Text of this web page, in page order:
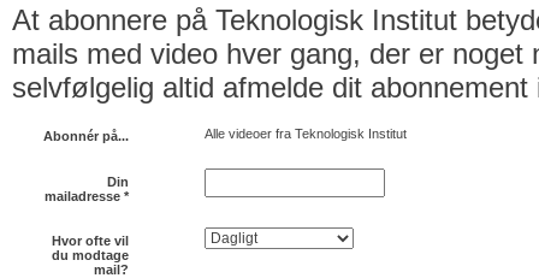
At abonnere på Teknologisk Institut
mails med video hver gang, der er noget
selvfølgelig altid afmelde dit abonnement
Abonnér på... Alle videoer fra Teknologisk Institut
Din
mailadresse *
Hvor ofte vil
du modtage
mail?